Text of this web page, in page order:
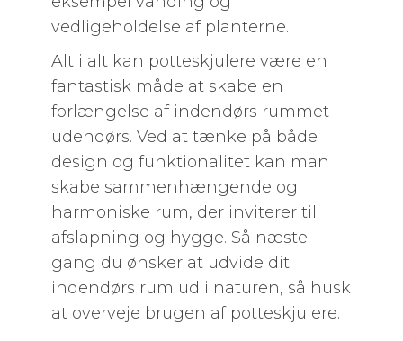
vedligeholdelse af planterne.
Alt i alt kan potteskjulere være en
fantastisk måde at skabe en
forlængelse af indendørs rummet
udendørs. Ved at tænke på både
design og funktionalitet kan man
skabe sammenhængende og
harmoniske rum, der inviterer til
afslapning og hygge. Så næste
gang du ønsker at udvide dit
indendørs rum ud i naturen, så husk
at overveje brugen af potteskjulere.